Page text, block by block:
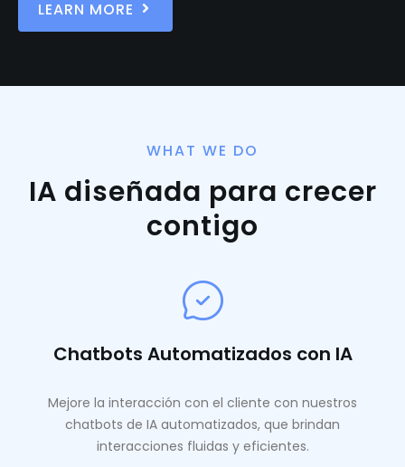
LEARN MORE
WHAT WE DO
IA diseñada para crecer
contigo
Chatbots Automatizados con IA
Mejore la interacción con el cliente con nuestros
chatbots de IA automatizados, que brindan
interacciones fluidas y eficientes.